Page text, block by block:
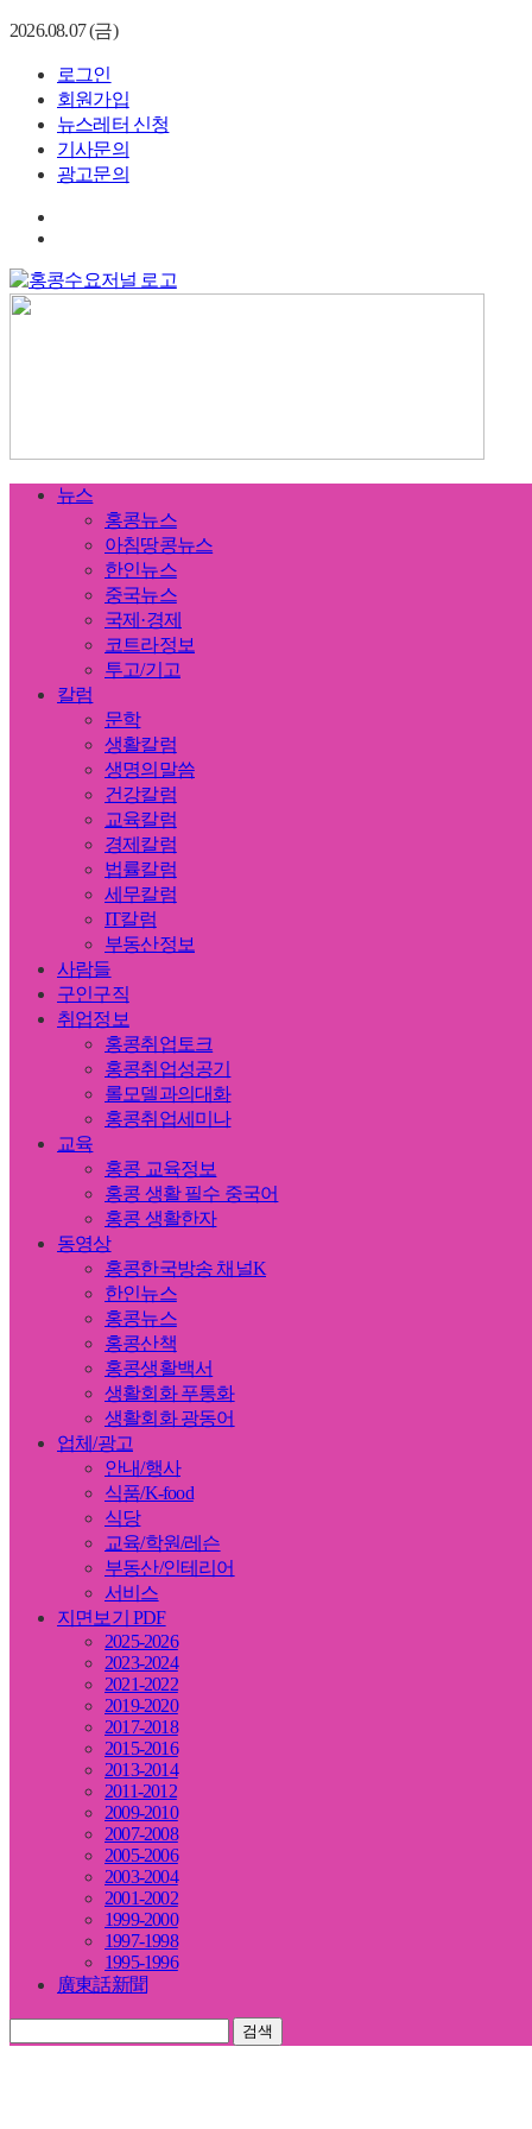
2026.08.07 (금)
로그인
회원가입
뉴스레터 신청
기사문의
광고문의
뉴스
홍콩뉴스
아침땅콩뉴스
한인뉴스
중국뉴스
국제·경제
코트라정보
투고/기고
칼럼
문학
생활칼럼
생명의말씀
건강칼럼
교육칼럼
경제칼럼
법률칼럼
세무칼럼
IT칼럼
부동산정보
사람들
구인구직
취업정보
홍콩취업토크
홍콩취업성공기
롤모델과의대화
홍콩취업세미나
교육
홍콩 교육정보
홍콩 생활 필수 중국어
홍콩 생활한자
동영상
홍콩한국방송 채널K
한인뉴스
홍콩뉴스
홍콩산책
홍콩생활백서
생활회화 푸통화
생활회화 광동어
업체/광고
안내/행사
식품/K-food
식당
교육/학원/레슨
부동산/인테리어
서비스
지면보기 PDF
2025-2026
2023-2024
2021-2022
2019-2020
2017-2018
2015-2016
2013-2014
2011-2012
2009-2010
2007-2008
2005-2006
2003-2004
2001-2002
1999-2000
1997-1998
1995-1996
廣東話新聞
검색